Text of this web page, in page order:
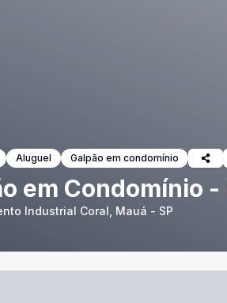
Aluguel Galpão em condomínio
em Condomínio -
Industrial Coral, Mauá - SP